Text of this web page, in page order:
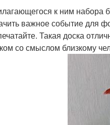
к ним набора
важное событие для
Такая доска
со смыслом близкому